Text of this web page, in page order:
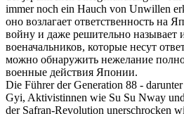
immer noch ein Hauch von Unwillen
оно возлагает ответственность на
войну и даже решительно называет
военачальников, которые несут
можно обнаружить нежелание
военные действия Японии.
Die Führer der Generation 88 -
Gyi, Aktivistinnen wie Su Su Nway
der Safran-Revolution unerschrocken